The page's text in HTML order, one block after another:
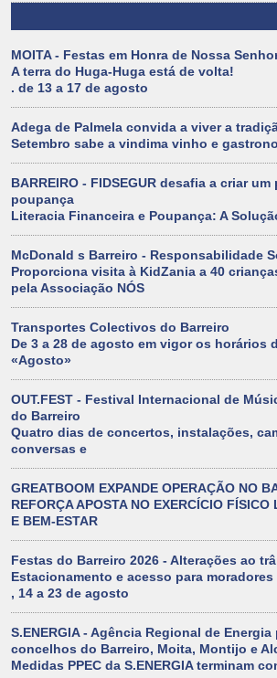
MOITA - Festas em Honra de Nossa
A terra do Huga-Huga está de volta!
. de 13 a 17 de agosto
Adega de Palmela convida a viver a
Setembro sabe a vindima vinho e
BARREIRO - FIDSEGUR desafia a criar
poupança
Literacia Financeira e Poupança: A
McDonald s Barreiro - Responsabilidade
Proporciona visita à KidZania a 40
pela Associação NÓS
Transportes Colectivos do Barreiro
De 3 a 28 de agosto em vigor os horários
«Agosto»
OUT.FEST - Festival Internacional de
do Barreiro
Quatro dias de concertos, instalações,
conversas e
GREATBOOM EXPANDE OPERAÇÃO NO
REFORÇA APOSTA NO EXERCÍCIO
E BEM-ESTAR
Festas do Barreiro 2026 - Alterações ao
Estacionamento e acesso para moradores
, 14 a 23 de agosto
S.ENERGIA - Agência Regional de Energia
concelhos do Barreiro, Moita, Montijo e
Medidas PPEC da S.ENERGIA terminam